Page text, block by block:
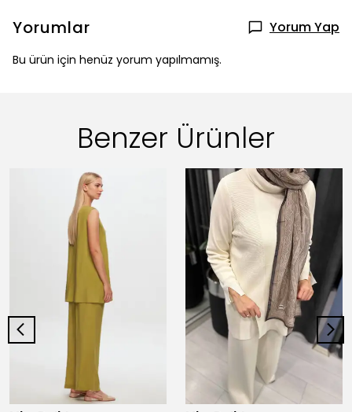
Yorumlar Yorum Yap
Bu ürün için henüz yorum yapılmamış.
Benzer Ürünler